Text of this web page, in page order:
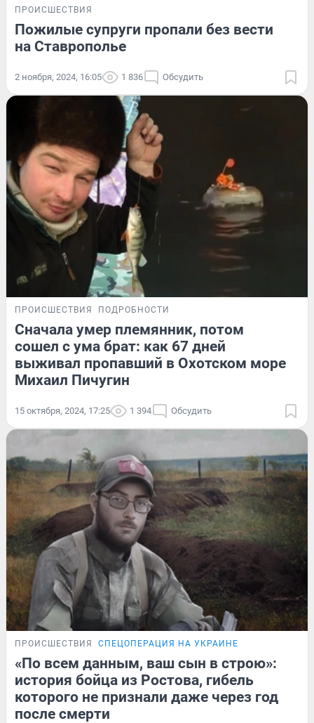
ПРОИСШЕСТВИЯ
Пожилые супруги пропали без вести
на Ставрополье
2 ноября, 2024, 16:05 1 836 Обсудить
ПРОИСШЕСТВИЯ ПОДРОБНОСТИ
Сначала умер племянник, потом
сошел с ума брат: как 67 дней
выживал пропавший в Охотском море
Михаил Пичугин
15 октября, 2024, 17:25 1 394 Обсудить
ПРОИСШЕСТВИЯ СПЕЦОПЕРАЦИЯ НА УКРАИНЕ
«По всем данным, ваш сын в строю»:
история бойца из Ростова, гибель
которого не признали даже через год
после смерти